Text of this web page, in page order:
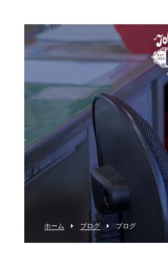
ホーム ブログ ブログ